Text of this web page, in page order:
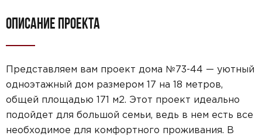
ОПИСАНИЕ ПРОЕКТА
Представляем вам проект дома №73-44 — уютный
одноэтажный дом размером 17 на 18 метров,
общей площадью 171 м2. Этот проект идеально
подойдет для большой семьи, ведь в нем есть все
необходимое для комфортного проживания. В
Даю согласие на обработку персональных данных
Рассчитать стоимость